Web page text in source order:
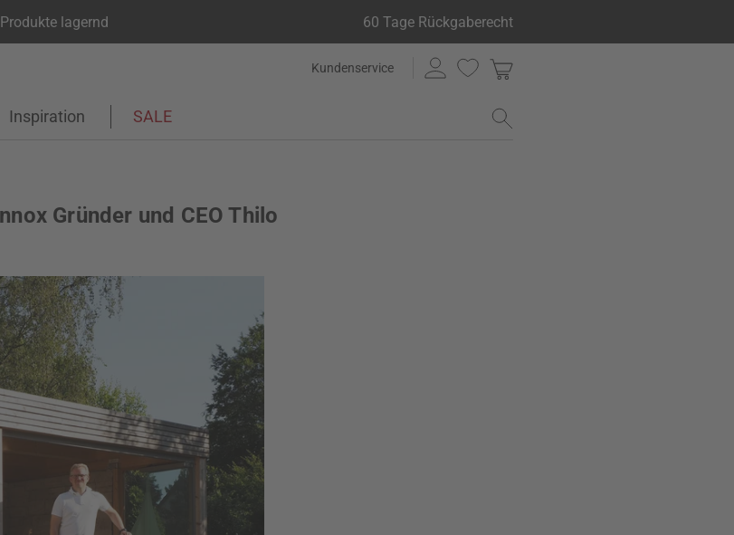
lagernd 60 Tage Rückgaberecht
Kundenservice
Inspiration SALE
Gründer und CEO Thilo